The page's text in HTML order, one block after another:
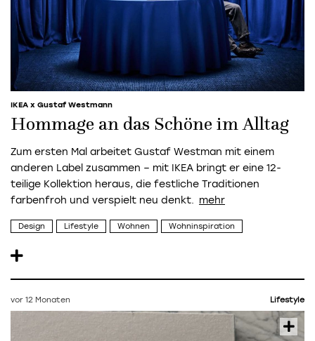
IKEA x Gustaf Westmann
Hommage an das Schöne im Alltag
Zum ersten Mal arbeitet Gustaf Westman mit einem
anderen Label zusammen – mit IKEA bringt er eine 12-
teilige Kollektion heraus, die festliche Traditionen
farbenfroh und verspielt neu denkt.
Design Lifestyle Wohnen Wohninspiration
vor 12 Monaten Lifestyle